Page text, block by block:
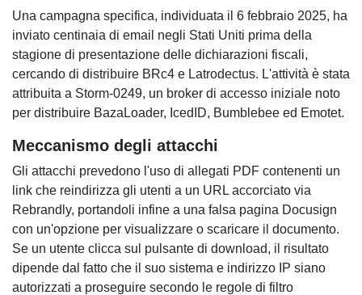
Una campagna specifica, individuata il 6 febbraio 2025, ha
inviato centinaia di email negli Stati Uniti prima della
stagione di presentazione delle dichiarazioni fiscali,
cercando di distribuire BRc4 e Latrodectus. L'attività è stata
attribuita a Storm-0249, un broker di accesso iniziale noto
per distribuire BazaLoader, IcedID, Bumblebee ed Emotet.
Meccanismo degli attacchi
Gli attacchi prevedono l'uso di allegati PDF contenenti un
link che reindirizza gli utenti a un URL accorciato via
Rebrandly, portandoli infine a una falsa pagina Docusign
con un'opzione per visualizzare o scaricare il documento.
Se un utente clicca sul pulsante di download, il risultato
dipende dal fatto che il suo sistema e indirizzo IP siano
autorizzati a proseguire secondo le regole di filtro